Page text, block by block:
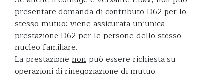
presentare domanda di contributo D62 per lo
stesso mutuo: viene assicurata un’unica
prestazione D62 per le persone dello stesso
nucleo familiare.
La prestazione nonpuò essere richiesta su
operazioni di rinegoziazione di mutuo.